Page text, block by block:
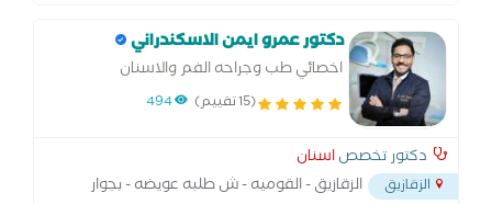
دكتور عمرو ايمن الاسكندراني
اخصائي طب وجراحه الفم والاسنان
(15 تقييم) 494
دكتور تخصصاسنان
الزقازيق
الزقازيق - القوميه - ش طلبه عويضه - بجوار